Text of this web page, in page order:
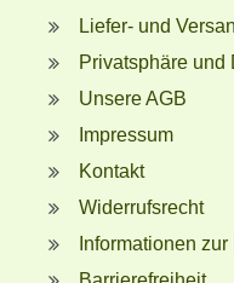
Liefer- und
Privatsphäre und
Unsere AGB
Impressum
Kontakt
Widerrufsrecht
Informationen